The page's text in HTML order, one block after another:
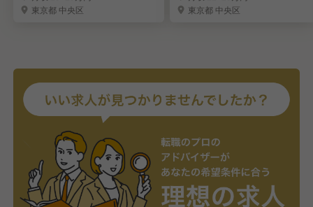
東京都 中央区
東京都 中央区